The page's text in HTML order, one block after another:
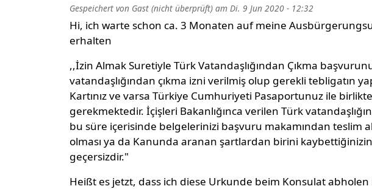
Gespeichert von Gast (nicht überprüft) am Di. 9 Jun 2020 - 12:32
Hi, ich warte schon ca. 3 Monaten auf meine
erhalten
,,İzin Almak Suretiyle Türk Vatandaşlığından Çıkma
vatandaşlığından çıkma izni verilmiş olup gerekli tebligatın
Kartınız ve varsa Türkiye Cumhuriyeti Pasaportunuz ile
gerekmektedir. İçişleri Bakanlığınca verilen Türk
bu süre içerisinde belgelerinizi başvuru makamından teslim
olması ya da Kanunda aranan şartlardan birini
geçersizdir."
Heißt es jetzt, dass ich diese Urkunde beim Konsulat abholen